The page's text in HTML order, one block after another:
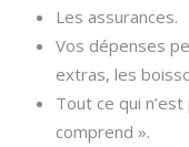
Les assurances.
Vos dépenses
extras, les
Tout ce qui
comprend ».